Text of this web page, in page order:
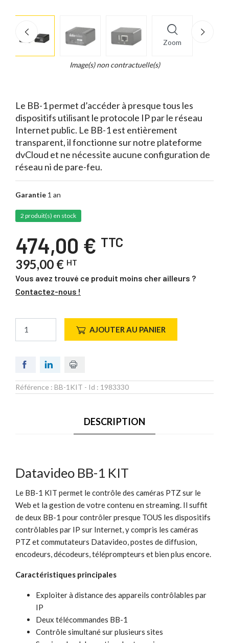
Zoom
info
Image(s) non contractuelle(s)
Le BB-1 permet d’accéder à presque tous les
dispositifs utilisant le protocole IP par le réseau
Internet public. Le BB-1 est entièrement
transparent, il fonctionne sur notre plateforme
dvCloud et ne nécessite aucune configuration de
réseau ni de pare-feu.
Garantie 1 an
2 produit(s) en stock
474,00 € TTC
395,00 € HT
Vous avez trouvé ce produit moins cher ailleurs ?
Contactez-nous !
AJOUTER AU PANIER
Référence : BB-1KIT - Id : 1983330
DESCRIPTION
Datavideo BB-1 KIT
Le BB-1 KIT permet le contrôle des caméras PTZ sur le
Web et la gestion de votre contenu en streaming. Il suffit
de deux BB-1 pour contrôler presque TOUS les dispositifs
contrôlables par IP sur Internet, y compris les caméras
PTZ et commutateurs Datavideo, postes de diffusion,
encodeurs, décodeurs, téléprompteurs et bien plus encore.
Caractéristiques principales
Exploiter à distance des appareils contrôlables par
IP
Deux télécommandes BB-1
Contrôle simultané sur plusieurs sites